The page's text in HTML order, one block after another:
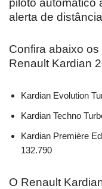
piloto automático
alerta de
Confira abaixo
Renault Kardian
Kardian Evolution
Kardian Techno
Kardian Première
132.790
O Renault